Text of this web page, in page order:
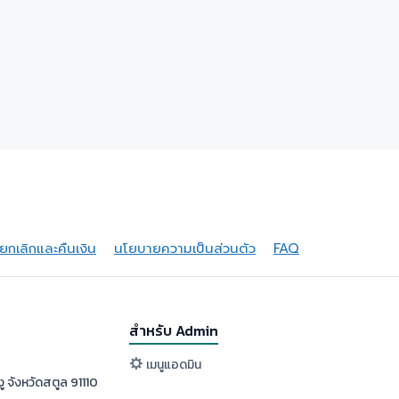
กเลิกและคืนเงิน นโยบายความเป็นส่วนตัว FAQ
จังหวัดสตูล 91110
สำหรับ Admin
เมนูแอดมิน